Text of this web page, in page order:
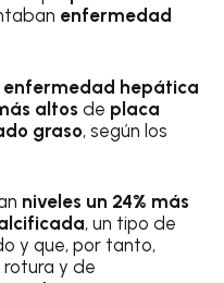
enfermedad
enfermedad hepática
altos de placa
graso, según los
niveles un 24% más
, un tipo de
y que, por tanto,
y de